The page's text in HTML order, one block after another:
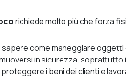
richiede molto più che forza
sapere come maneggiare oggetti
in sicurezza, soprattutto
i beni dei clienti e